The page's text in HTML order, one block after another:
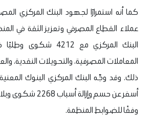
كما أنه استمرارًا لجهود البنك المركزي
عملاء القطاع المصرفي وتعزيز الثقة في
البنك المركزي مع
المعاملات المصرفية، والتحويلات النقدية،
ذلك. وقد وجّه البنك المركزي البنوك
أسفر عن حسم وإزالة
وفقًا للضوابط المنظمة.